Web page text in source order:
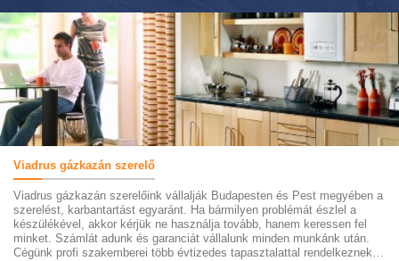
Viadrus gázkazán szerelő
Viadrus gázkazán szerelőink vállalják Budapesten és Pest megyében a
szerelést, karbantartást egyaránt. Ha bármilyen problémát észlel a
készülékével, akkor kérjük ne használja tovább, hanem keressen fel
minket. Számlát adunk és garanciát vállalunk minden munkánk után.
Cégünk profi szakemberei több évtizedes tapasztalattal rendelkeznek